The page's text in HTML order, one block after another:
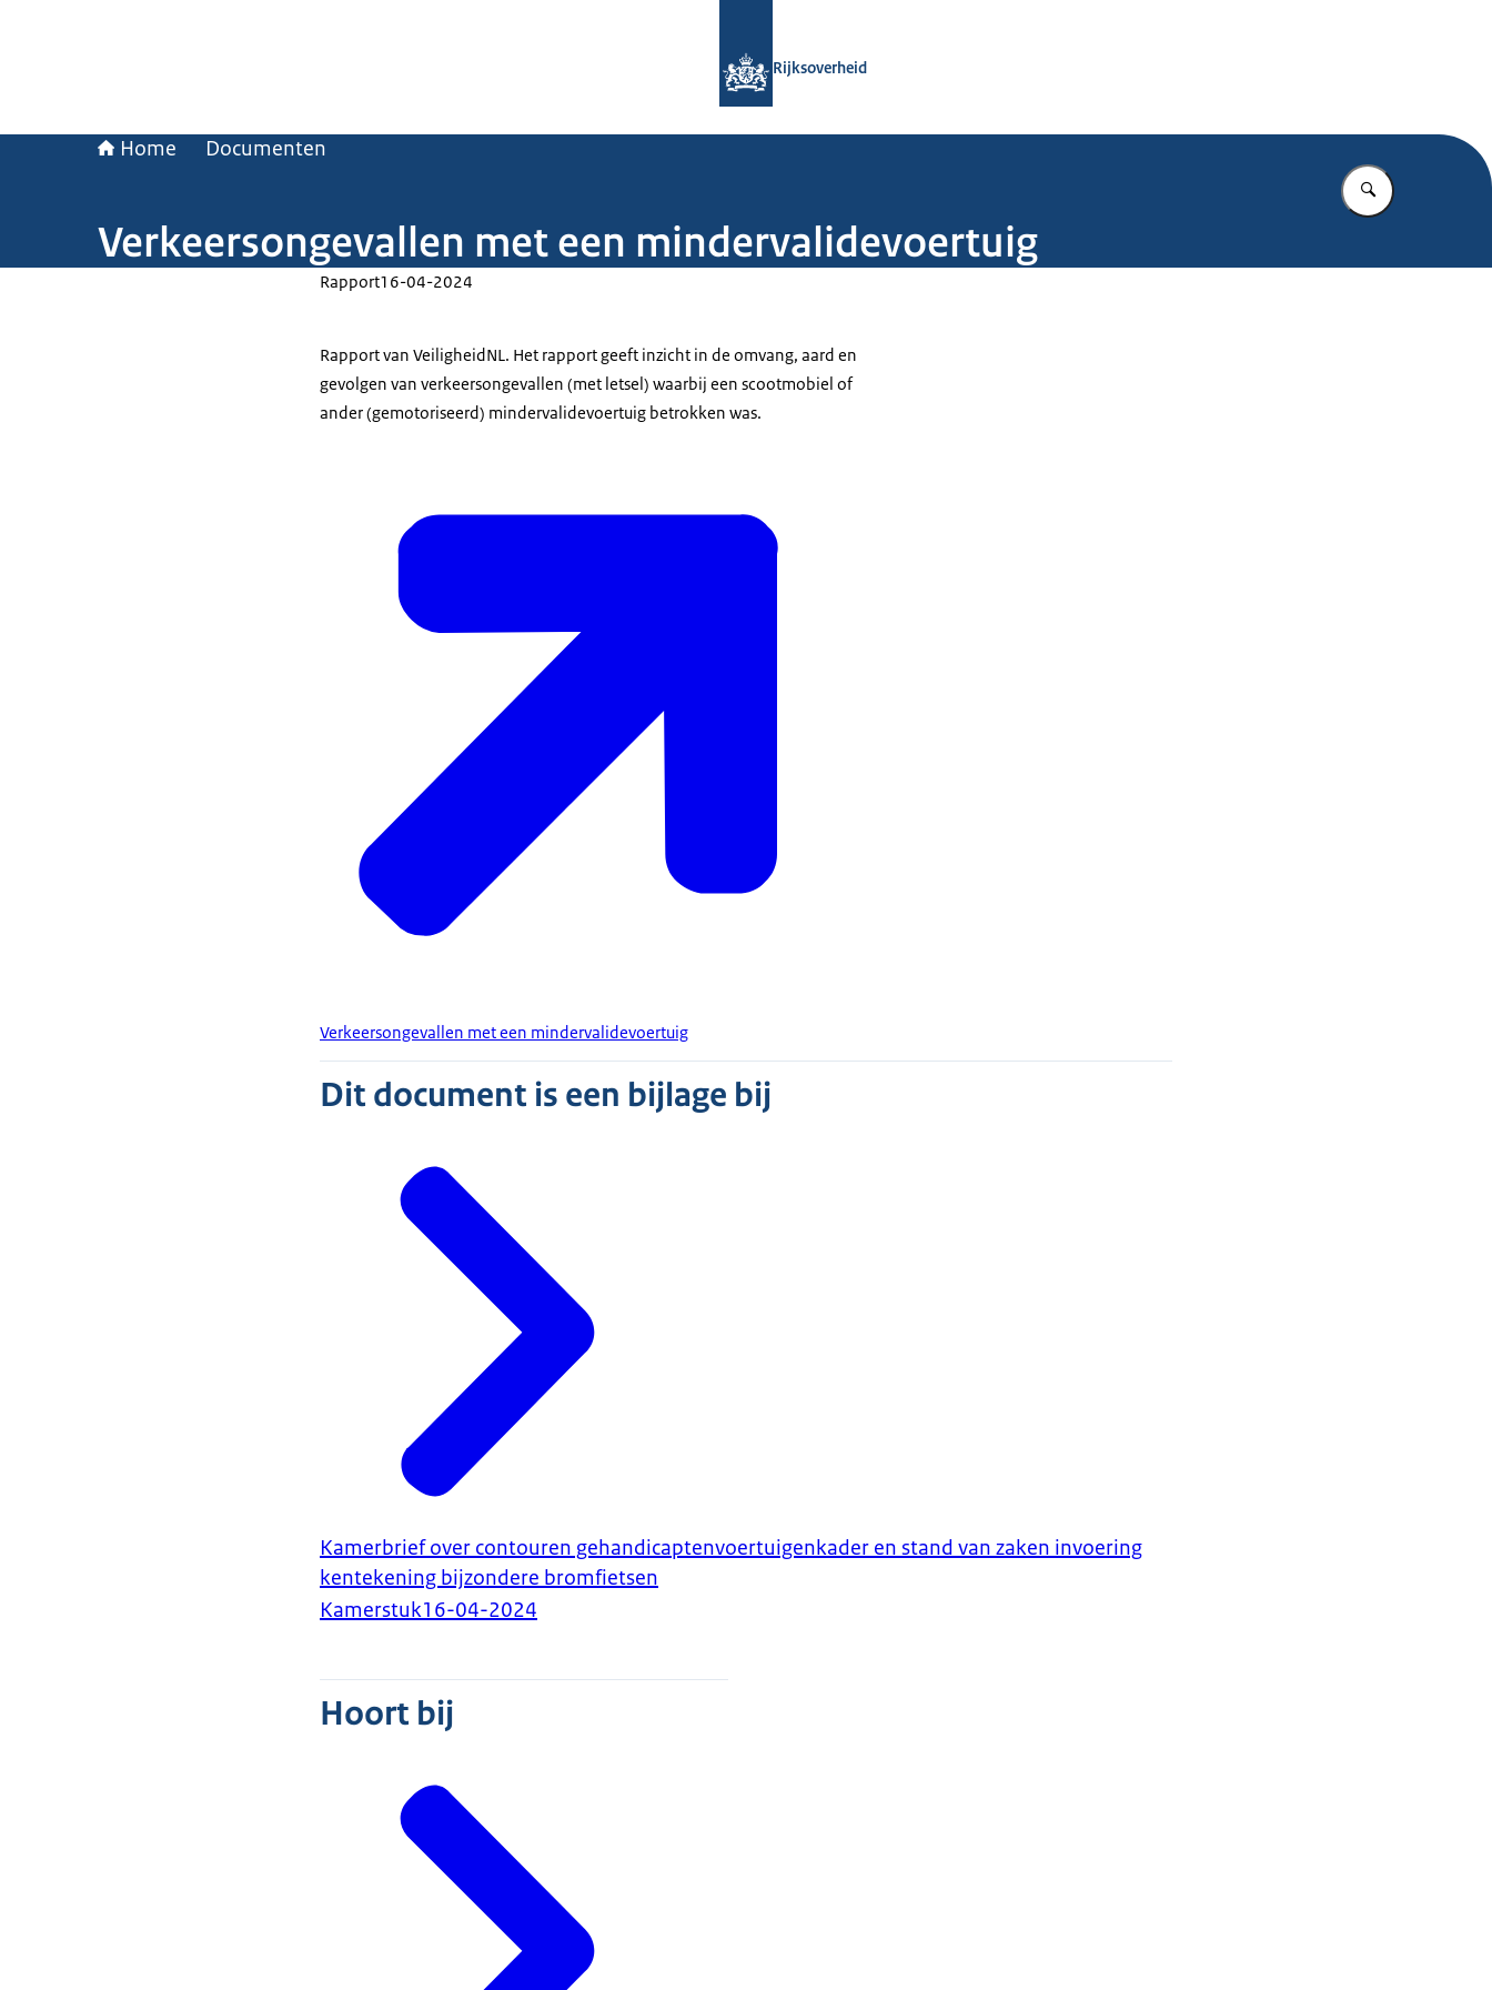
Rijksoverheid
Home Documenten
Vul in wat u
Verkeersongevallen met een mindervalidevoertuig
Rapport16-04-2024
Rapport van VeiligheidNL. Het rapport geeft inzicht in de omvang, aard en
gevolgen van verkeersongevallen (met letsel) waarbij een scootmobiel of
ander (gemotoriseerd) mindervalidevoertuig betrokken was.
Verkeersongevallen met een mindervalidevoertuig
Dit document is een bijlage bij
Kamerbrief over contouren gehandicaptenvoertuigenkader en stand van zaken invoering
kentekening bijzondere bromfietsen
Kamerstuk16-04-2024
Hoort bij